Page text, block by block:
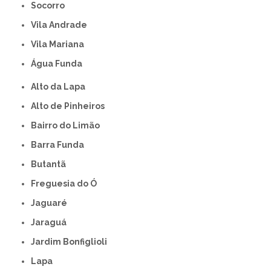
Socorro
Vila Andrade
Vila Mariana
Água Funda
Alto da Lapa
Alto de Pinheiros
Bairro do Limão
Barra Funda
Butantã
Freguesia do Ó
Jaguaré
Jaraguá
Jardim Bonfiglioli
Lapa